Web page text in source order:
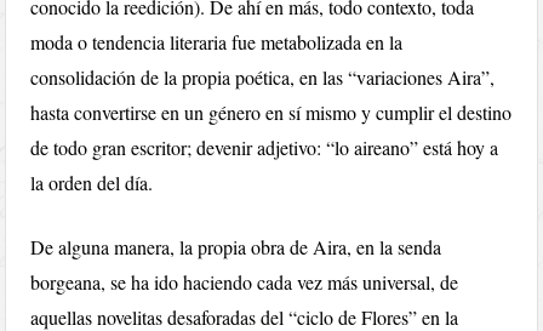
conocido la reedición). De ahí en más, todo contexto, toda
moda o tendencia literaria fue metabolizada en la
consolidación de la propia poética, en las “variaciones Aira”,
hasta convertirse en un género en sí mismo y cumplir el destino
de todo gran escritor; devenir adjetivo: “lo aireano” está hoy a
la orden del día.
De alguna manera, la propia obra de Aira, en la senda
borgeana, se ha ido haciendo cada vez más universal, de
aquellas novelitas desaforadas del “ciclo de Flores” en la